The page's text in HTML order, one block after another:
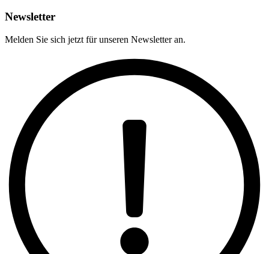
Newsletter
Melden Sie sich jetzt für unseren Newsletter an.